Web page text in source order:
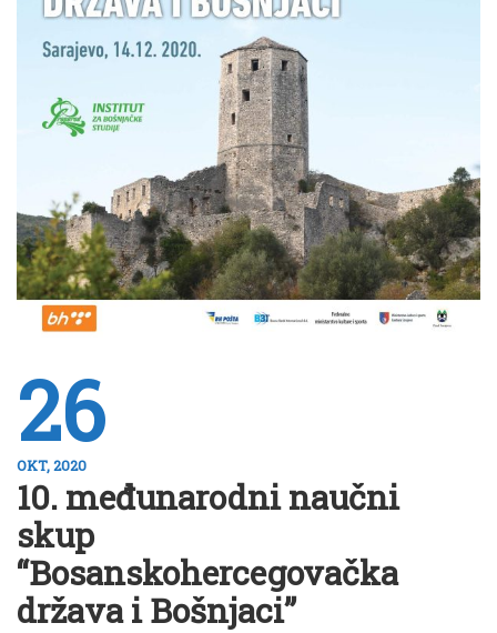
26
OKT, 2020
10. međunarodni naučni
skup
“Bosanskohercegovačka
država i Bošnjaci”